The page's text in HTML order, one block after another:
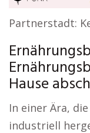
Partnerstadt:
Hause
In einer Ära,
industriell